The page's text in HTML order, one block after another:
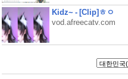
Kidz~ - [Clip]ㅎㅇ
vod.afreecatv.com